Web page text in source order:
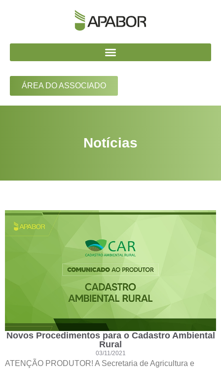
ÁREA DO ASSOCIADO
Notícias
Novos Procedimentos para o Cadastro Ambiental
Rural
03/11/2021
ATENÇÃO PRODUTOR! A Secretaria de Agricultura e